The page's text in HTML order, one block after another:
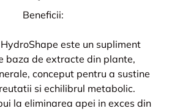
Beneficii:
este un supliment
baza de extracte din plante,
conceput pentru a sustine
si echilibrul metabolic.
la eliminarea apei in exces din